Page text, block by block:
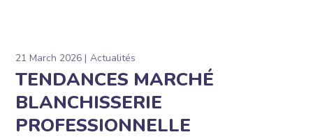
21 March 2026 Actualités
TENDANCES MARCHÉ
BLANCHISSERIE
PROFESSIONNELLE